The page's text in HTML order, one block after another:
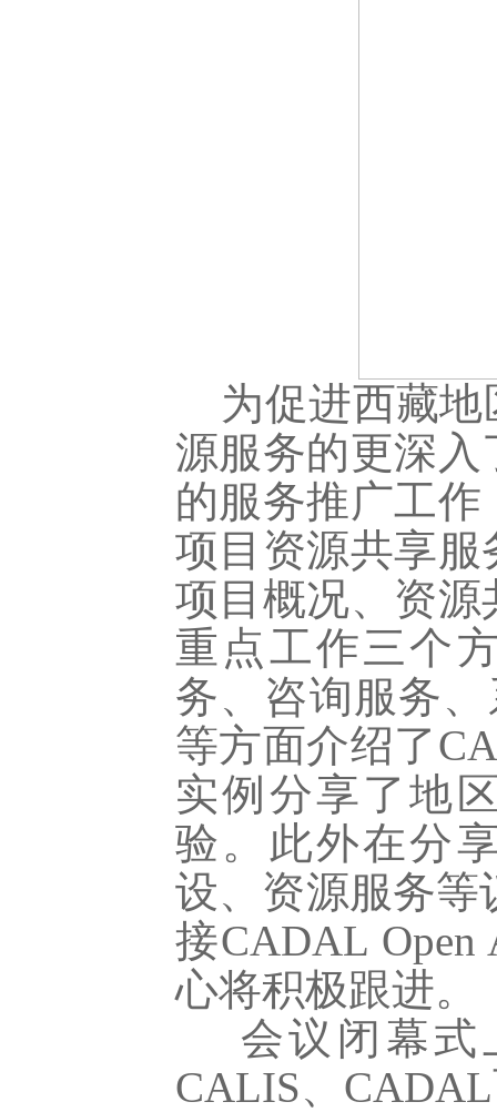
为促进西藏
源服务的更深
的服务推广工
项目资源共享
项目概况、资
重点工作三个
务、咨询服务
等方面介绍了
实例分享了地
验。此外在分
设、资源服务等
接CADAL
心将积极跟进。
会议闭幕式
CALIS、